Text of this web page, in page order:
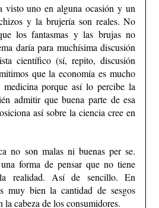
visto uno en alguna ocasión y un
y la brujería son reales.No
los fantasmas y las brujas no
daría para muchísima discusión
científico (sí, repito, discusión
que la economía es mucho
porque así lo percibe la
admitir que buena parte de esa
así sobre la ciencia cree en
no son malas ni buenas per se.
forma de pensar que no tiene
realidad. Así de sencillo. En
muy bien la cantidad de sesgos
cabeza de los consumidores.